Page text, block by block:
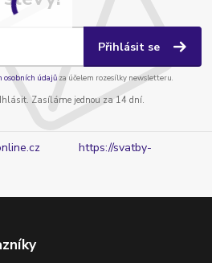
Přihlásit se
osobních údajůza účelem rozesílky newsletteru.
Zasíláme jednou za 14 dní.
https://svatby-